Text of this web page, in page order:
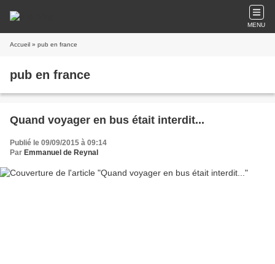
MENU
Accueil » pub en france
pub en france
Quand voyager en bus était interdit...
Publié le 09/09/2015 à 09:14
Par Emmanuel de Reynal